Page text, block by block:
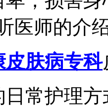
医师的介
皮肤病专科
常护理方